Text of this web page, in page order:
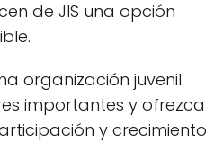
de JIS una opción
organización juvenil
importantes y ofrezca
y crecimiento